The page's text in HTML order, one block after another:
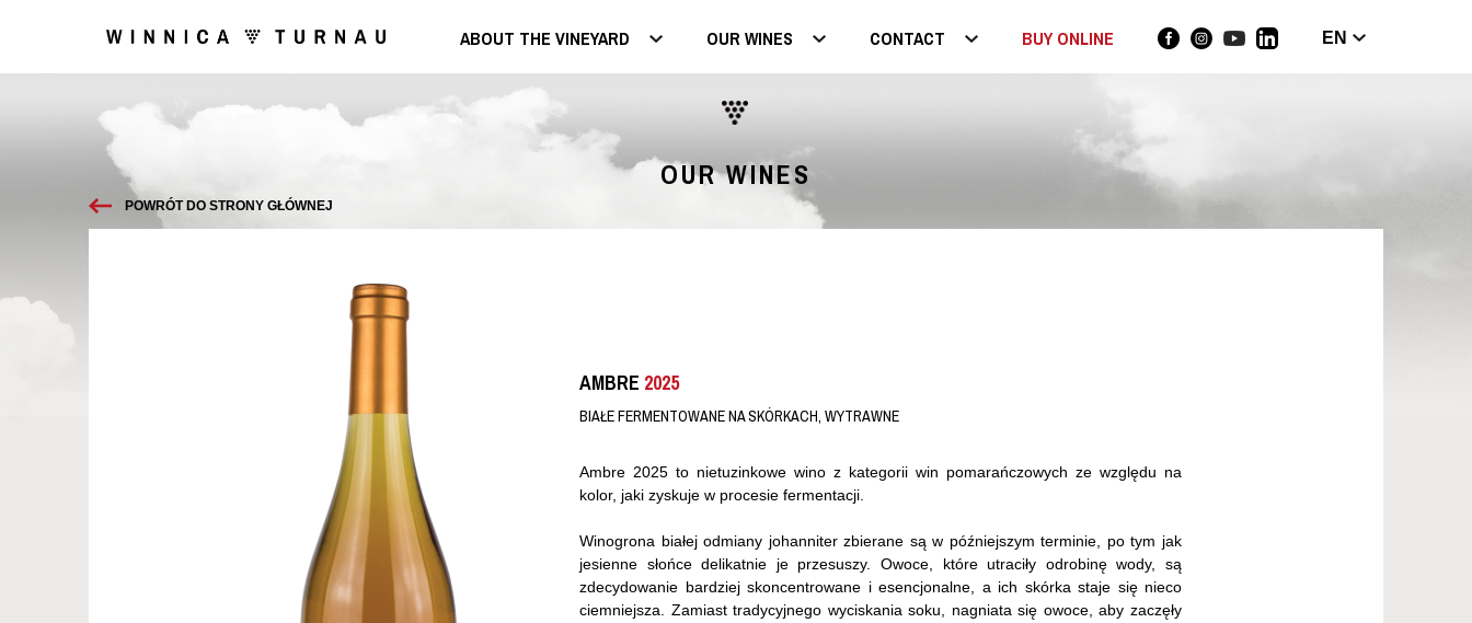
ABOUT THE VINEYARD OUR WINES CONTACT BUY ONLINE EN
POWRÓT DO STRONY GŁÓWNEJ
OUR WINES
AMBRE 2025
BIAŁE FERMENTOWANE NA SKÓRKACH, WYTRAWNE
Ambre 2025 to nietuzinkowe wino z kategorii win pomarańczowych ze względu na
kolor, jaki zyskuje w procesie fermentacji.
Winogrona białej odmiany johanniter zbierane są w późniejszym terminie, po tym jak
jesienne słońce delikatnie je przesuszy. Owoce, które utraciły odrobinę wody, są
zdecydowanie bardziej skoncentrowane i esencjonalne, a ich skórka staje się nieco
ciemniejsza. Zamiast tradycyjnego wyciskania soku, nagniata się owoce, aby zaczęły